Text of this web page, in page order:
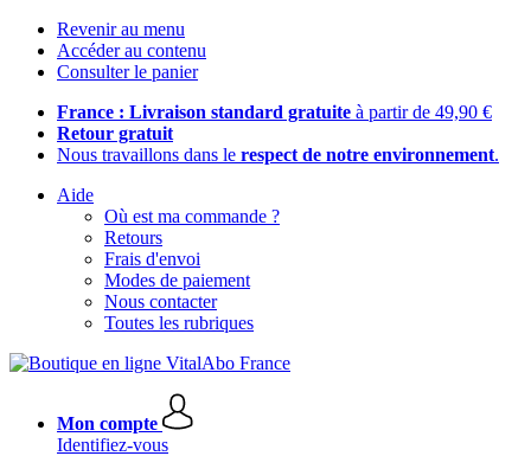
Revenir au menu
Accéder au contenu
Consulter le panier
France : Livraison standard gratuite à partir de 49,90 €
Retour gratuit
Nous travaillons dans le respect de notre environnement.
Aide
Où est ma commande ?
Retours
Frais d'envoi
Modes de paiement
Nous contacter
Toutes les rubriques
Mon compte
Identifiez-vous